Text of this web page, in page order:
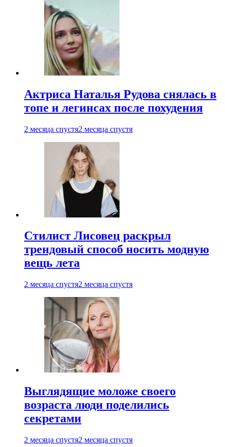
Актриса Наталья Рудова снялась в
топе и легинсах после похудения
2 месяца спустя2 месяца спустя
Стилист Лисовец раскрыл
трендовый способ носить модную
вещь лета
2 месяца спустя2 месяца спустя
Выглядящие моложе своего
возраста люди поделились
секретами
2 месяца спустя2 месяца спустя